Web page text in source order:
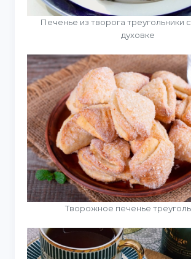
Печенье из творога треугольники
духовке
Творожное печенье